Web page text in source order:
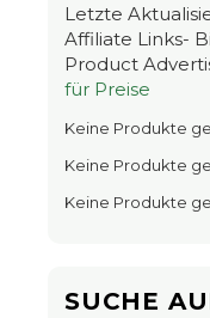
Letzte
Affiliate Links-
Product
für Preise
Keine Produkte
Keine Produkte
Keine Produkte
SUCHE